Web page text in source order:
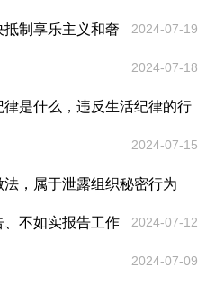
2024-07-19
制享乐主义和奢
2024-07-18
是什么，违反生活纪律的行
2024-07-15
，属于泄露组织秘密行为
2024-07-12
不如实报告工作
2024-07-09